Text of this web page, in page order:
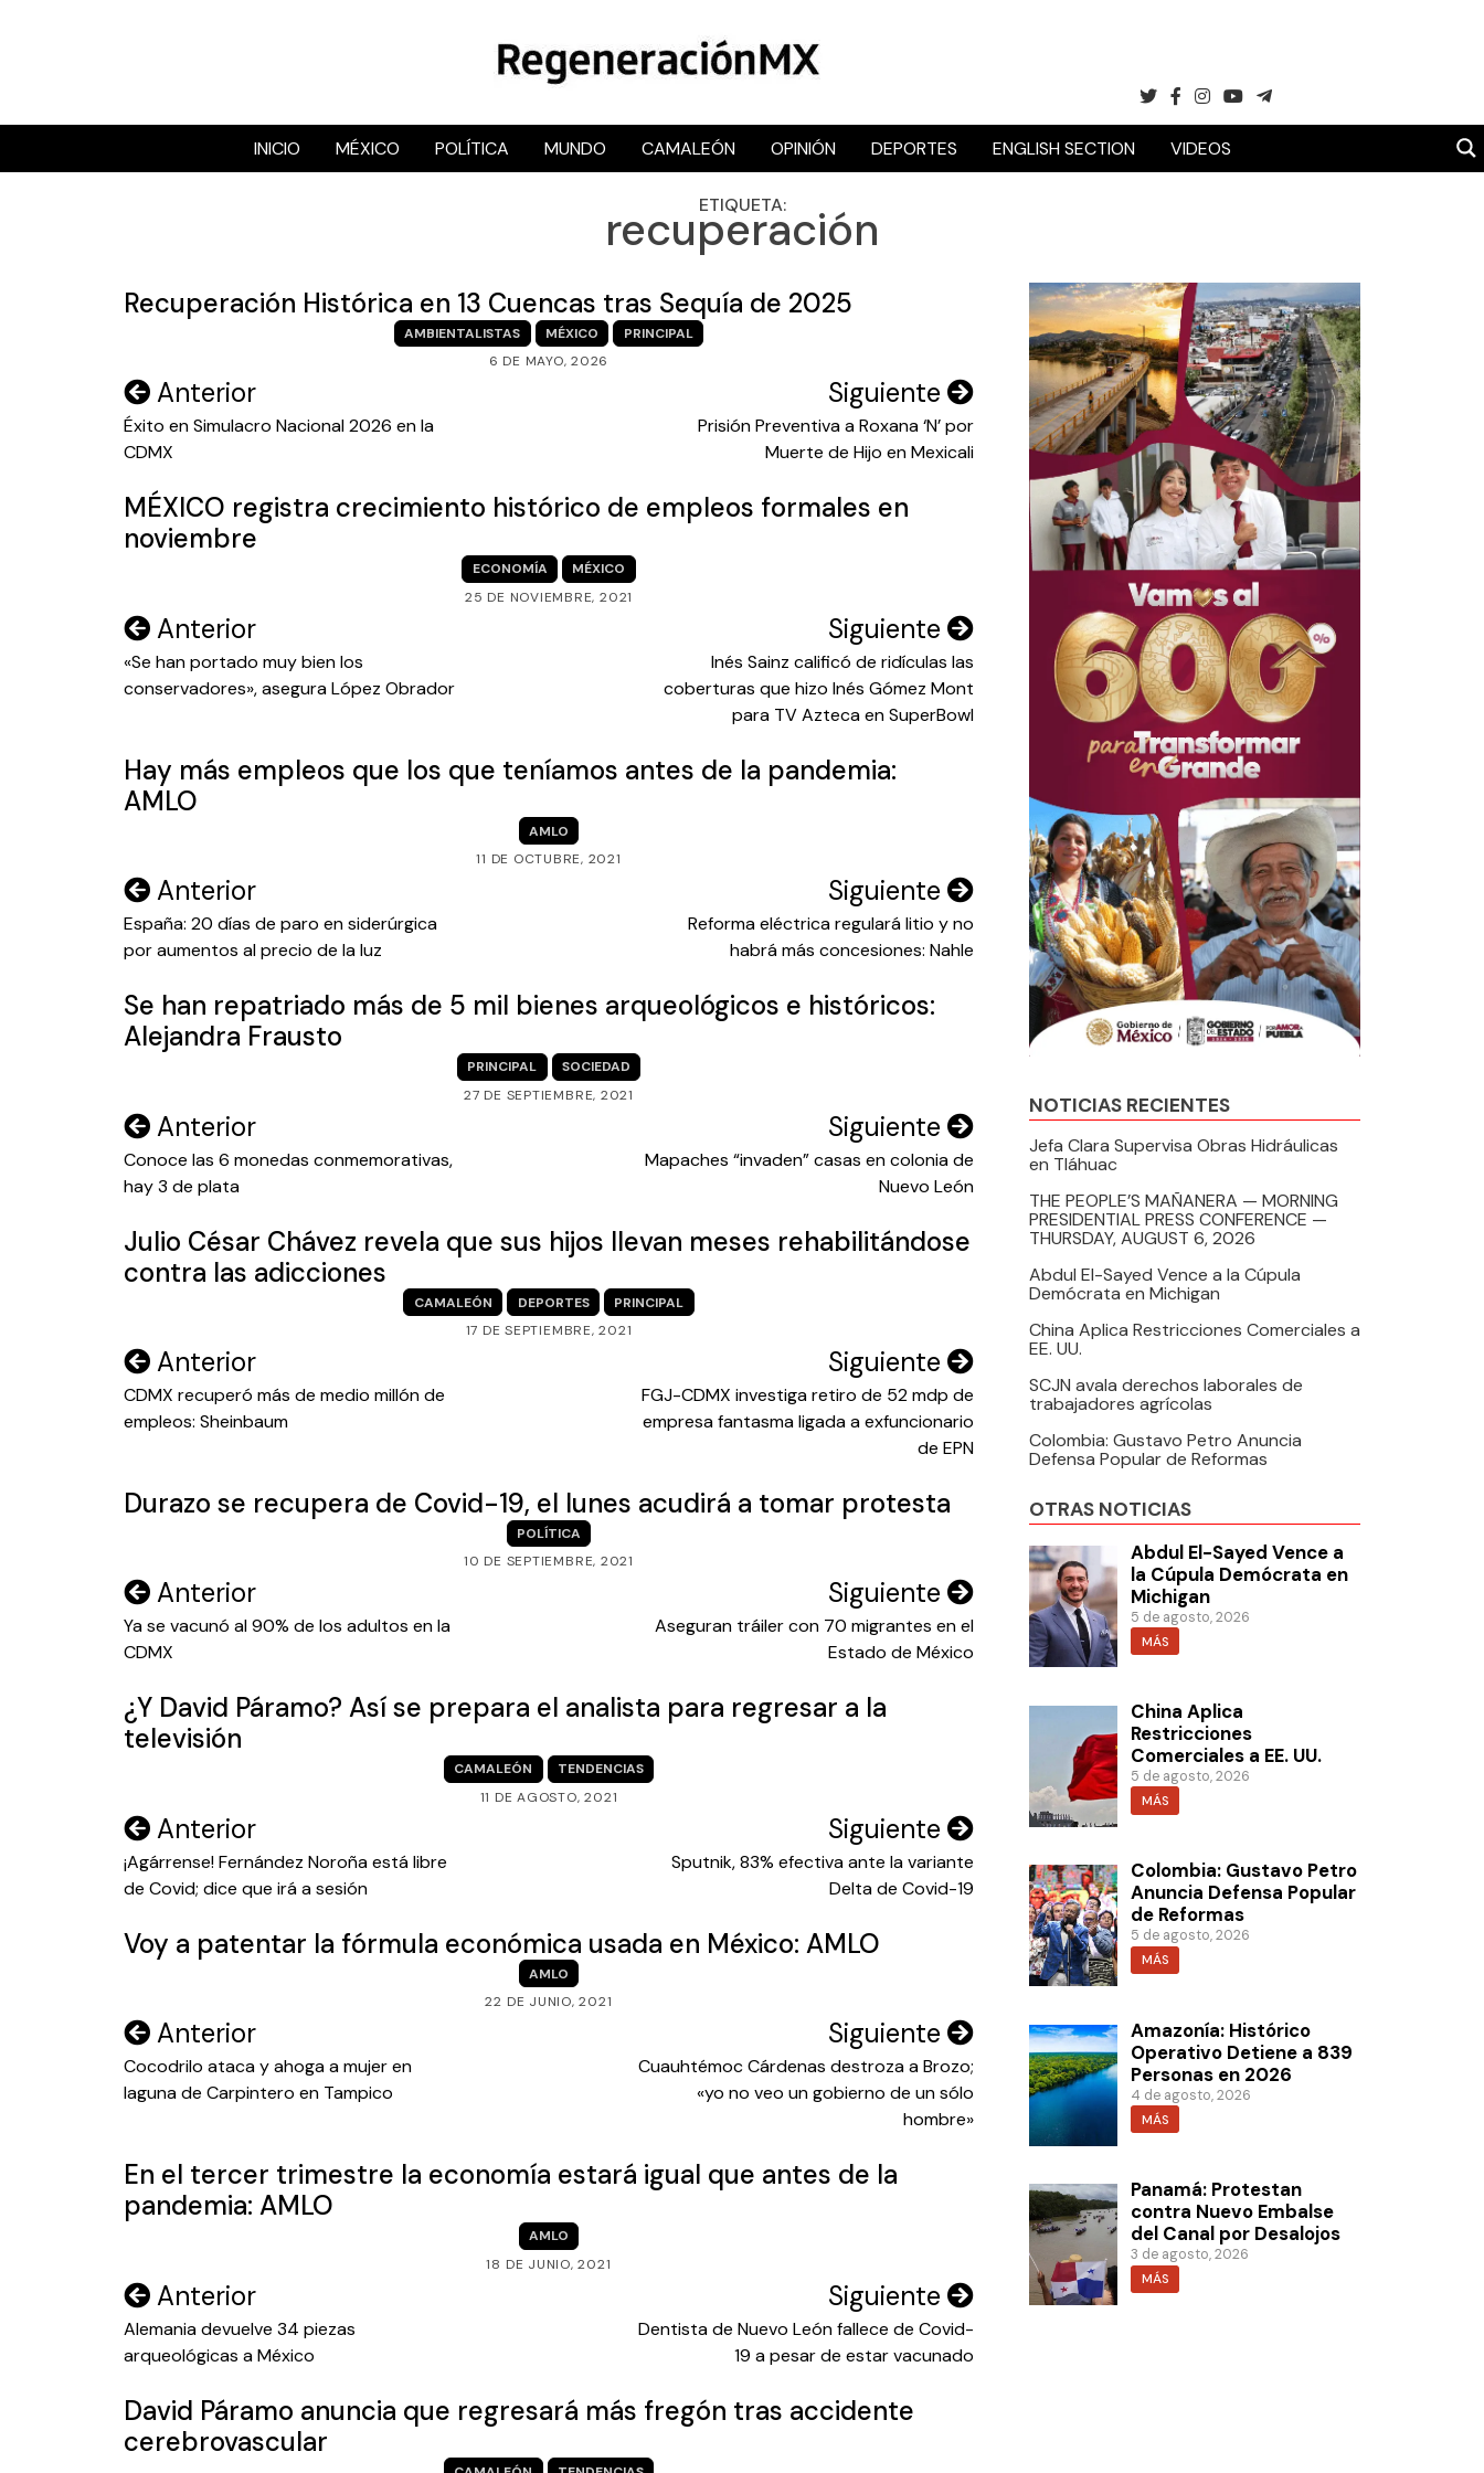
RegeneraciónMX
Sitio de noticias libre e independiente
INICIO MÉXICO POLÍTICA MUNDO CAMALEÓN OPINIÓN DEPORTES ENGLISH SECTION VIDEOS
ETIQUETA:
recuperación
Recuperación Histórica en 13 Cuencas tras Sequía de 2025
AMBIENTALISTAS MÉXICO
PRINCIPAL
6 DE MAYO, 2026
Navegación
de
Anterior
Éxito en Simulacro Nacional 2026 en la
CDMX
Siguiente
Prisión Preventiva a Roxana ‘N’ por
Muerte de Hijo en Mexicali
MÉXICO registra crecimiento histórico de empleos formales en
noviembre
ECONOMÍA
MÉXICO
25 DE NOVIEMBRE, 2021
Navegación
de
Anterior
«Se han portado muy bien los
conservadores», asegura López Obrador
Siguiente
Inés Sainz calificó de ridículas las
coberturas que hizo Inés Gómez Mont
para TV Azteca en SuperBowl
Hay más empleos que los que teníamos antes de la pandemia:
AMLO
AMLO
11 DE OCTUBRE, 2021
Navegación
de
entradas
Anterior
España: 20 días de paro en siderúrgica
por aumentos al precio de la luz
Siguiente
Reforma eléctrica regulará litio y no
habrá más concesiones: Nahle
Se han repatriado más de 5 mil bienes arqueológicos e históricos:
Alejandra Frausto
PRINCIPAL
SOCIEDAD
27 DE SEPTIEMBRE, 2021
Navegación
de
entradas
Anterior
Conoce las 6 monedas conmemorativas,
hay 3 de plata
Siguiente
Mapaches “invaden” casas en colonia de
Nuevo León
Julio César Chávez revela que sus hijos llevan meses rehabilitándose
contra las adicciones
CAMALEÓN DEPORTES
PRINCIPAL
17 DE SEPTIEMBRE, 2021
Navegación
de
entradas
Anterior
CDMX recuperó más de medio millón de
empleos: Sheinbaum
Siguiente
FGJ-CDMX investiga retiro de 52 mdp de
empresa fantasma ligada a exfuncionario
de EPN
Durazo se recupera de Covid-19, el lunes acudirá a tomar protesta
POLÍTICA
10 DE SEPTIEMBRE, 2021
Navegación
de
Anterior
Ya se vacunó al 90% de los adultos en la
CDMX
Siguiente
Aseguran tráiler con 70 migrantes en el
Estado de México
¿Y David Páramo? Así se prepara el analista para regresar a la
televisión
CAMALEÓN
TENDENCIAS
11 DE AGOSTO, 2021
Navegación
de
entradas
Anterior
¡Agárrense! Fernández Noroña está libre
de Covid; dice que irá a sesión
Siguiente
Sputnik, 83% efectiva ante la variante
Delta de Covid-19
Voy a patentar la fórmula económica usada en México: AMLO
AMLO
22 DE JUNIO, 2021
Navegación
de
entradas
Anterior
Cocodrilo ataca y ahoga a mujer en
laguna de Carpintero en Tampico
Siguiente
Cuauhtémoc Cárdenas destroza a Brozo;
«yo no veo un gobierno de un sólo
hombre»
En el tercer trimestre la economía estará igual que antes de la
pandemia: AMLO
AMLO
18 DE JUNIO, 2021
Navegación
de
entradas
Anterior
Alemania devuelve 34 piezas
arqueológicas a México
Siguiente
Dentista de Nuevo León fallece de Covid-
19 a pesar de estar vacunado
David Páramo anuncia que regresará más fregón tras accidente
cerebrovascular
NOTICIAS RECIENTES
Jefa Clara Supervisa Obras Hidráulicas
en Tláhuac
THE PEOPLE’S MAÑANERA — MORNING
PRESIDENTIAL PRESS CONFERENCE —
THURSDAY, AUGUST 6, 2026
Abdul El-Sayed Vence a la Cúpula
Demócrata en Michigan
China Aplica Restricciones Comerciales a
EE. UU.
SCJN avala derechos laborales de
trabajadores agrícolas
Colombia: Gustavo Petro Anuncia
Defensa Popular de Reformas
OTRAS NOTICIAS
Abdul El-Sayed Vence a
la Cúpula Demócrata en
Michigan
5 de agosto, 2026
MÁS
China Aplica
Restricciones
Comerciales a EE. UU.
5 de agosto, 2026
MÁS
Colombia: Gustavo Petro
Anuncia Defensa Popular
de Reformas
5 de agosto, 2026
MÁS
Amazonía: Histórico
Operativo Detiene a 839
Personas en 2026
4 de agosto, 2026
MÁS
Panamá: Protestan
contra Nuevo Embalse
del Canal por Desalojos
3 de agosto, 2026
MÁS